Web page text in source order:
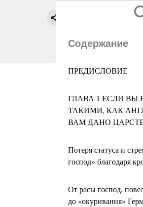
Содержание
ПРЕДИСЛОВИЕ
ГЛАВА 1 ЕСЛИ ВЫ
ТАКИМИ, КАК
ВАМ ДАНО
Потеря статуса и
господ» благодаря
От расы господ,
до «окуривания»